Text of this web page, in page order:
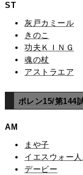
ST
灰戸カミール
きのこ
功夫ＫＩＮＧ
魂の杖
アストラエア
ポレン15/第144
AM
まや子
イエスウォー
デービー